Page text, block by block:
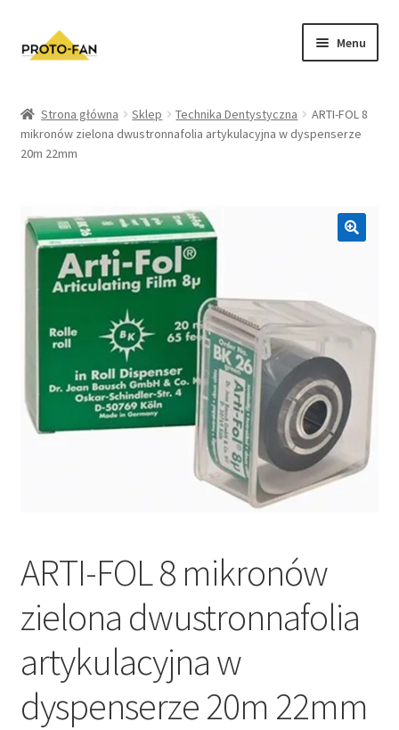
Menu
Kursy Stomatologiczne
FAQ
Zwroty i Reklamacje
Regulamin sklepu
Polityka prywatności
Strona główna Sklep Technika Dentystyczna
ARTI-FOL 8
mikronów zielona dwustronnafolia artykulacyjna w dyspenserze
20m 22mm
ARTI-FOL 8 mikronów
zielona dwustronnafolia
artykulacyjna w
dyspenserze 20m 22mm